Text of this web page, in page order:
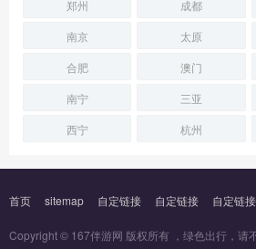
郑州
成都
南京
太原
合肥
澳门
南宁
三亚
西宁
杭州
首页 sitemap 自定链接 自定链接 自定链接
Copyright © 167伴游网 版权所有 ，绿色出行，请